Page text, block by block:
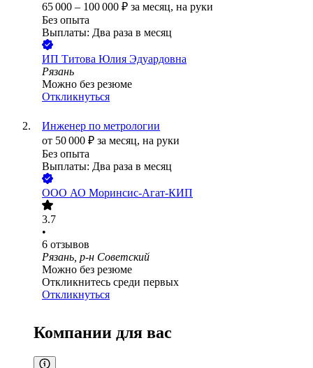
65 000 – 100 000 ₽ за месяц, на руки
Без опыта
Выплаты: Два раза в месяц
ИП Титова Юлия Эдуардовна
Рязань
Можно без резюме
Откликнуться
Инженер по метрологии
от 50 000 ₽ за месяц, на руки
Без опыта
Выплаты: Два раза в месяц
ООО АО Моринсис-Агат-КИП
3.7
•
6 отзывов
Рязань, р-н Советский
Можно без резюме
Откликнитесь среди первых
Откликнуться
Компании для вас